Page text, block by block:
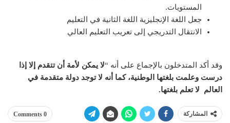
المستويات.
جعل اللغة الإنجليزية اللغة الثانية في التعليم
الانتقال التدريجي إلى تعريب التعليم العالي
وقد أكد المتدخلون بالإجماع على أنه “لا يمكن لأمة أن تتقدم إلا إذا
درست وعلمت بلغتها الوطنية، كما أنه لا توجد دولة متقدمة في
العالم لا تعلم بلغتها.
المشاركة 0 Comments